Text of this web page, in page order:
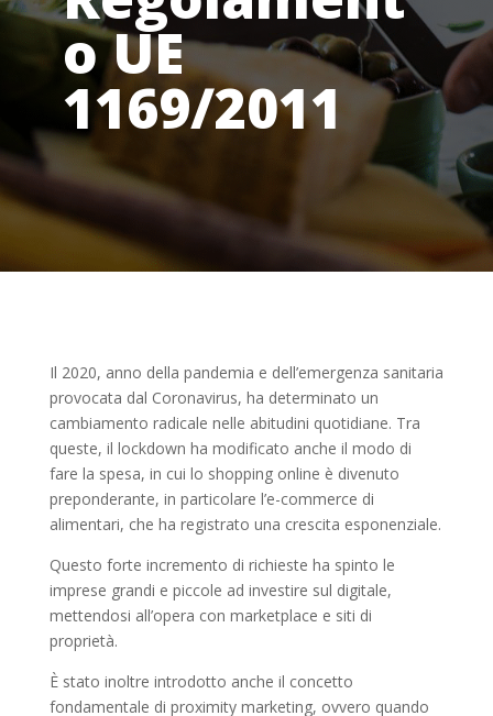
o UE
1169/2011
Il 2020, anno della pandemia e dell’emergenza sanitaria
provocata dal Coronavirus, ha determinato un
cambiamento radicale nelle abitudini quotidiane. Tra
queste, il lockdown ha modificato anche il modo di
fare la spesa, in cui lo shopping online è divenuto
preponderante, in particolare l’e-commerce di
alimentari, che ha registrato una crescita esponenziale.
Questo forte incremento di richieste ha spinto le
imprese grandi e piccole ad investire sul digitale,
mettendosi all’opera con marketplace e siti di
proprietà.
È stato inoltre introdotto anche il concetto
fondamentale di proximity marketing, ovvero quando